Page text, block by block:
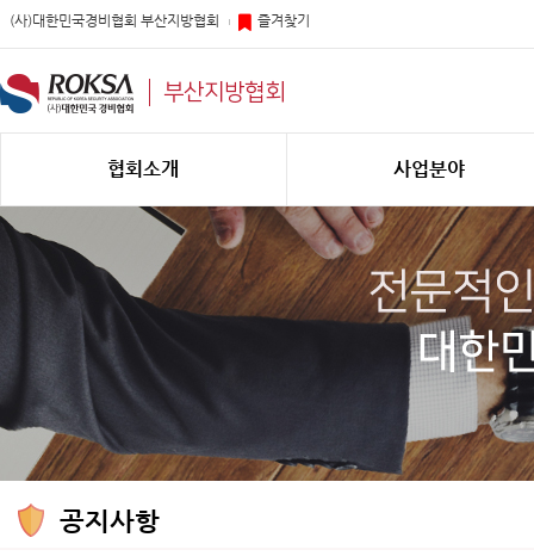
(사)대한민국경비협회 부산지방협회 즐겨찾기
부산지방협회
협회소개 사업분야
공지사항